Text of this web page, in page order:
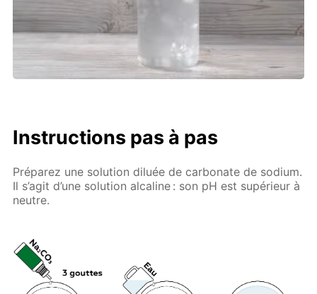
Instructions pas à pas
Préparez une solution diluée de carbonate de sodium.
Il s’agit d’une solution alcaline : son pH est supérieur à
neutre.